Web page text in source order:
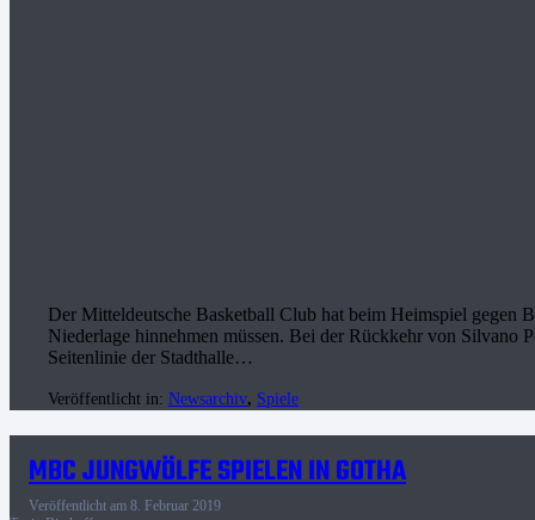
Der Mitteldeutsche Basketball Club hat beim Heimspiel gegen
Niederlage hinnehmen müssen. Bei der Rückkehr von Silvano
Seitenlinie der Stadthalle…
Veröffentlicht in: Newsarchiv, Spiele
MBC JUNGWÖLFE SPIELEN IN GOTHA
Veröffentlicht am 8. Februar 2019